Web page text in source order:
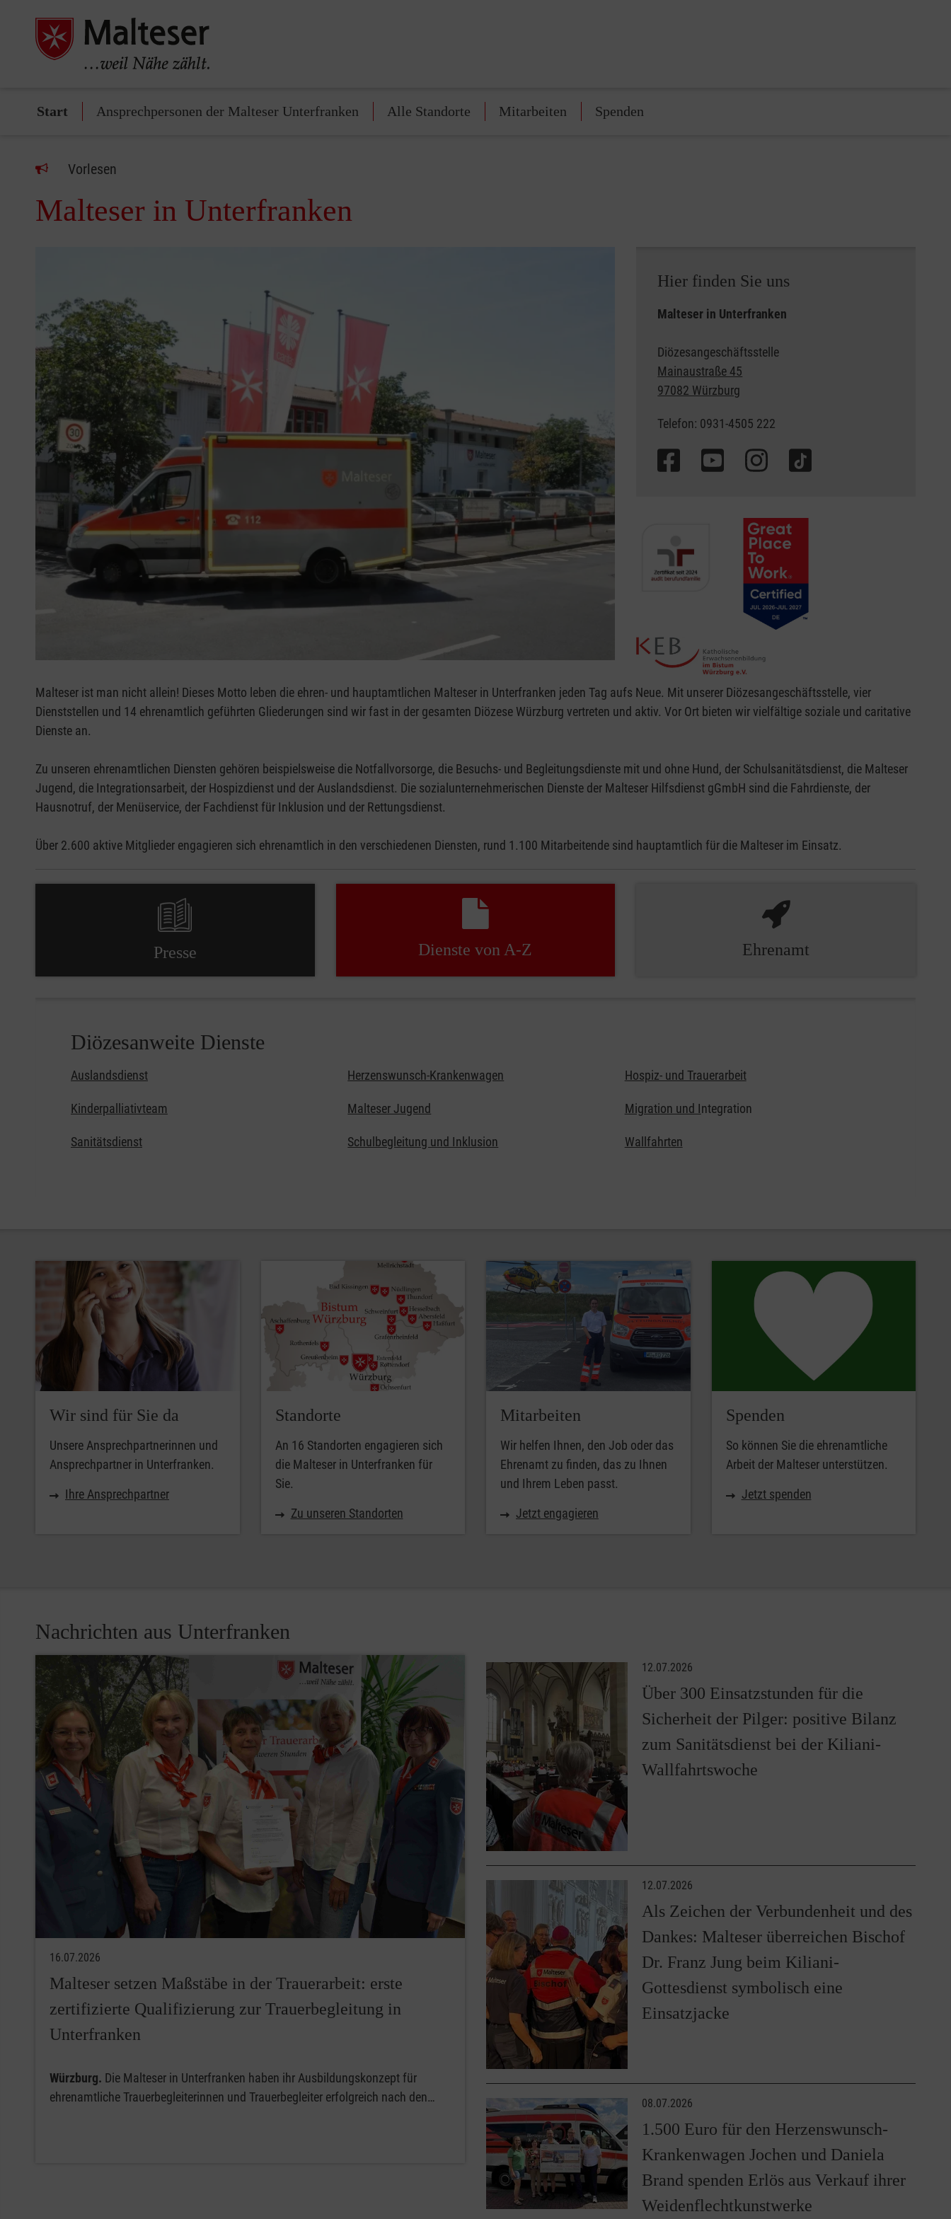
Start Ansprechpersonen der Malteser Unterfranken Alle Standorte Mitarbeiten Spenden
Vorlesen
Malteser in Unterfranken
Hier finden Sie uns
Malteser in Unterfranken
Diözesangeschäftsstelle
Mainaustraße 45
97082 Würzburg
Telefon: 0931-4505 222
Malteser ist man nicht allein! Dieses Motto leben die ehren- und hauptamtlichen Malteser in Unterfranken jeden Tag aufs Neue. Mit unserer Diözesangeschäftsstelle, vier
Dienststellen und 14 ehrenamtlich geführten Gliederungen sind wir fast in der gesamten Diözese Würzburg vertreten und aktiv. Vor Ort bieten wir vielfältige soziale und caritative
Dienste an.
Zu unseren ehrenamtlichen Diensten gehören beispielsweise die Notfallvorsorge, die Besuchs- und Begleitungsdienste mit und ohne Hund, der Schulsanitätsdienst, die Malteser
Jugend, die Integrationsarbeit, der Hospizdienst und der Auslandsdienst. Die sozialunternehmerischen Dienste der Malteser Hilfsdienst gGmbH sind die Fahrdienste, der
Hausnotruf, der Menüservice, der Fachdienst für Inklusion und der Rettungsdienst.
Über 2.600 aktive Mitglieder engagieren sich ehrenamtlich in den verschiedenen Diensten, rund 1.100 Mitarbeitende sind hauptamtlich für die Malteser im Einsatz.
Presse Dienste von A-Z Ehrenamt
Diözesanweite Dienste
Auslandsdienst Herzenswunsch-Krankenwagen Hospiz- und Trauerarbeit
Kinderpalliativteam Malteser Jugend Migration und Integration
Sanitätsdienst Schulbegleitung und Inklusion Wallfahrten
Wir sind für Sie da
Unsere Ansprechpartnerinnen und
Ansprechpartner in Unterfranken.
Ihre Ansprechpartner
Standorte
An 16 Standorten engagieren sich
die Malteser in Unterfranken für
Sie.
Zu unseren Standorten
Mitarbeiten
Wir helfen Ihnen, den Job oder das
Ehrenamt zu finden, das zu Ihnen
und Ihrem Leben passt.
Jetzt engagieren
Spenden
So können Sie die ehrenamtliche
Arbeit der Malteser unterstützen.
Jetzt spenden
Nachrichten aus Unterfranken
16.07.2026
Malteser setzen Maßstäbe in der Trauerarbeit: erste
zertifizierte Qualifizierung zur Trauerbegleitung in
Unterfranken
Würzburg. Die Malteser in Unterfranken haben ihr Ausbildungskonzept für
ehrenamtliche Trauerbegleiterinnen und Trauerbegleiter erfolgreich nach den…
12.07.2026
Über 300 Einsatzstunden für die
Sicherheit der Pilger: positive Bilanz
zum Sanitätsdienst bei der Kiliani-
Wallfahrtswoche
12.07.2026
Als Zeichen der Verbundenheit und des
Dankes: Malteser überreichen Bischof
Dr. Franz Jung beim Kiliani-
Gottesdienst symbolisch eine
Einsatzjacke
08.07.2026
1.500 Euro für den Herzenswunsch-
Krankenwagen Jochen und Daniela
Brand spenden Erlös aus Verkauf ihrer
Weidenflechtkunstwerke